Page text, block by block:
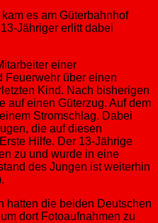
es am Güterbahnhof
Jähriger erlitt dabei
einer
Feuerwehr über einen
Kind. Nach bisherigen
auf einen Güterzug. Auf dem
Stromschlag. Dabei
die auf diesen
Hilfe. Der 13-Jährige
zu und wurde in eine
des Jungen ist weiterhin
hatten die beiden Deutschen
dort Fotoaufnahmen zu